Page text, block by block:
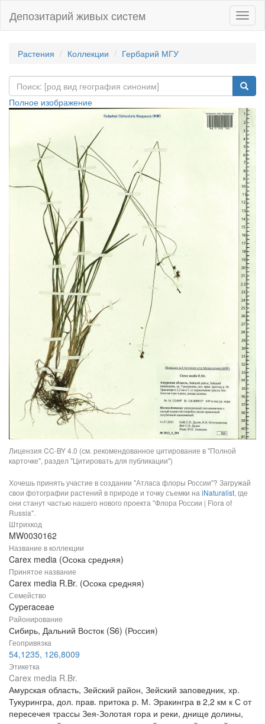
Депозитарий живых систем
Растения Коллекции Гербарий МГУ
Полное изображение
Лицензия CC-BY 4.0 (см. рекомендованное цитирование в "Полной
карточке", раздел "Цитировать для публикации")
Хочешь принять участие в создании "Атласа флоры России"? Загружай
свои фотографии растений в природе и точку съемки на iNaturalist, где
они станут частью нашего нового проекта "Флора России | Flora of
Russia".
Штрихкод
MW0030162
Название в коллекции
Carex media (Осока средняя)
Принятое название
Carex media R.Br. (Осока средняя)
Семейство
Cyperaceae
Районирование
Сибирь, Дальний Восток (S6) (Россия)
Геопривязка
54,1235, 126,8009
Этикетка
Carex media R.Br.
Амурская область, Зейский район, Зейский заповедник, хр.
Тукурингра, дол. прав. притока р. М. Эракингра в 2,2 км к С от
пересечея трассы Зея-Золотая гора и реки, днище долины,